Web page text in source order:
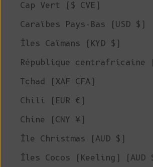
Cap Vert ($ CVE)
Caraïbes Pays-Bas (USD $)
Îles Caïmans (KYD $)
République centrafricaine
Tchad (XAF CFA)
Chili (EUR €)
Chine (CNY ¥)
Île Christmas (AUD $)
Îles Cocos (Keeling) (AUD